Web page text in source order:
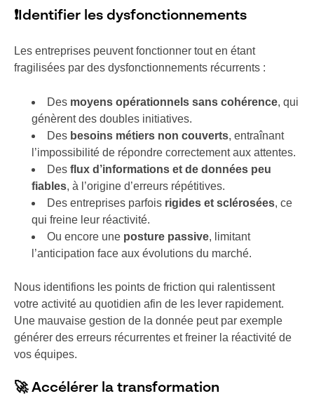
❗Identifier les dysfonctionnements
Les entreprises peuvent fonctionner tout en étant
fragilisées par des dysfonctionnements récurrents :
Des moyens opérationnels sans cohérence, qui
génèrent des doubles initiatives.
Des besoins métiers non couverts, entraînant
l’impossibilité de répondre correctement aux attentes.
Des flux d’informations et de données peu
fiables, à l’origine d’erreurs répétitives.
Des entreprises parfois rigides et sclérosées, ce
qui freine leur réactivité.
Ou encore une posture passive, limitant
l’anticipation face aux évolutions du marché.
Nous identifions les points de friction qui ralentissent
votre activité au quotidien afin de les lever rapidement.
Une mauvaise gestion de la donnée peut par exemple
générer des erreurs récurrentes et freiner la réactivité de
vos équipes.
🚀 Accélérer la transformation